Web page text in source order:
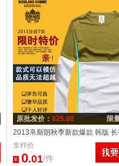
原批发价： ¥25.00
限
2013帛斯朗秋季新款爆款 韩版
装拼接搭配t恤男 批发
拿样价
¥ 0.01/件